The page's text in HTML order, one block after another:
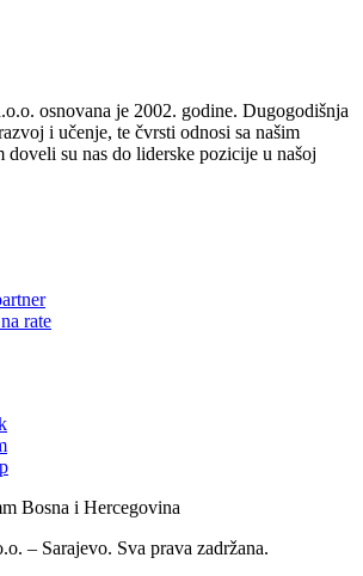
osnovana je 2002. godine. Dugogodišnja
i učenje, te čvrsti odnosi sa našim
doveli su nas do liderske pozicije u našoj
rate
– Sarajevo. Sva prava zadržana.